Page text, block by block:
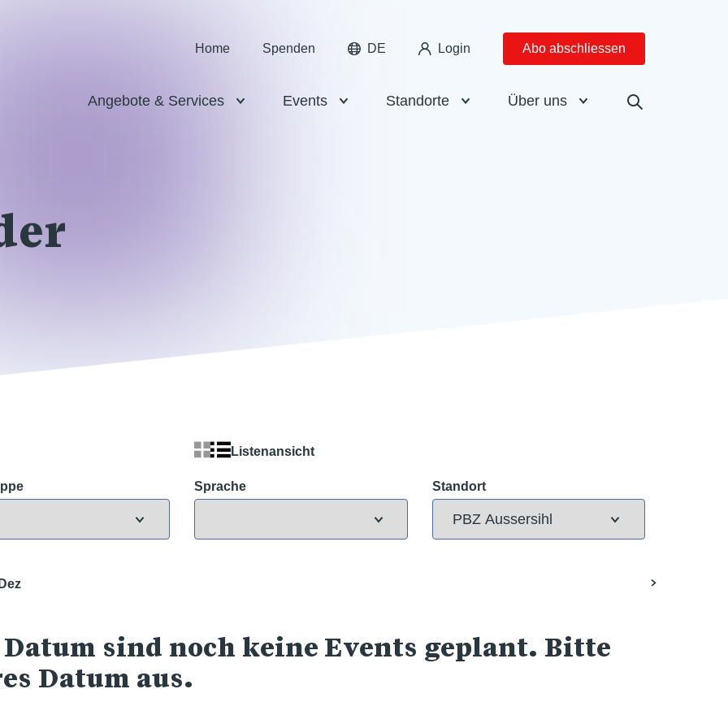
Home Spenden DE Login Abo abschliessen
Angebote & Services Events Standorte Über uns
Listenansicht
Sprache Standort
sind noch keine Events geplant. Bitte
Datum aus.